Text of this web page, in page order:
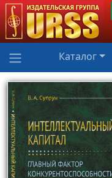
Каталог